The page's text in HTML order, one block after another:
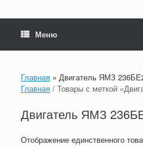
Меню
Главная » Двигатель ЯМЗ
Главная / Товары с меткой
Двигатель ЯМЗ
Отображение единственного